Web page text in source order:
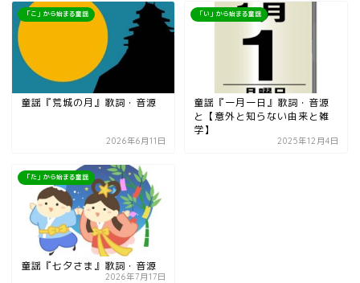
「こ」から始まる童謡
童謡『荒城の月』歌詞・音源
2026年6月11日
「い」から始まる童謡
童謡『一月一日』歌詞・音源
と【意外と知らない由来と雑
学】
2025年12月4日
「た」から始まる童謡
童謡『七夕さま』歌詞・音源
2026年7月17日